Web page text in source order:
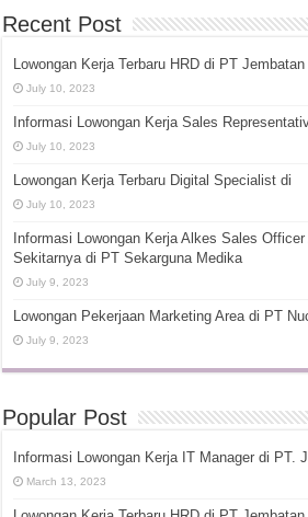
Recent Post
Lowongan Kerja Terbaru HRD di PT
July 10, 2023
Informasi Lowongan Kerja Sales
July 10, 2023
Lowongan Kerja Terbaru Digital Specialist di
July 10, 2023
Informasi Lowongan Kerja Alkes Sales
Sekitarnya di PT Sekarguna Medika
July 9, 2023
Lowongan Pekerjaan Marketing Area di PT
July 9, 2023
Popular Post
Informasi Lowongan Kerja IT Manager di PT.
March 13, 2023